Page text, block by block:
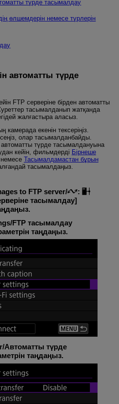
түрде тасымалдау
өлшемдерін немесе түрлерін
автоматты түрде
FTP серверіне бірден автоматты
тасымалданып жатқанда
жалғастыра аласыз.
камерада екенін тексеріңіз.
олар тасымалданбайды.
түрде тасымалдануына
кейін, фильмдерді Бірнеше
Тасымалдамастан бұрын
тасымалдаңыз.
to FTP server/
:
тасымалдау]
FTP тасымалдау
таңдаңыз.
Автоматты түрде
таңдаңыз.